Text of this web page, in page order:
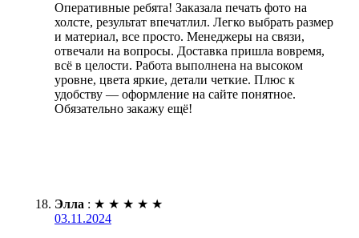
Оперативные ребята! Заказала печать фото на
холсте, результат впечатлил. Легко выбрать размер
и материал, все просто. Менеджеры на связи,
отвечали на вопросы. Доставка пришла вовремя,
всё в целости. Работа выполнена на высоком
уровне, цвета яркие, детали четкие. Плюс к
удобству — оформление на сайте понятное.
Обязательно закажу ещё!
Элла : ★ ★ ★ ★ ★
03.11.2024